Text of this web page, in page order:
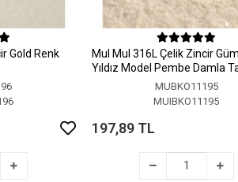
Gold Renk
MuI MuI 316L Çelik Zincir
Yıldız Model Pembe Damla
MUBKO11195
MUIBKO11195
197,89 TL